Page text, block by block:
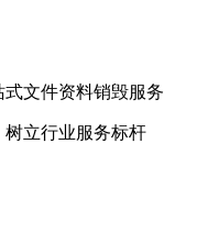
文件资料销毁服务
树立行业服务标杆